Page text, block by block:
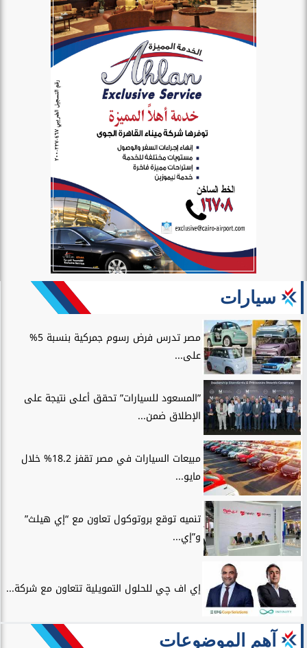
سيارات
مصر تدرس فرض رسوم جمركية بنسبة 5%
على...
”المسعود للسيارات” تحقق أعلى نتيجة على
الإطلاق ضمن...
مبيعات السيارات في مصر تقفز 18.2% خلال
مايو...
تنميه توقع بروتوكول تعاون مع “إي هيلث”
و”إي...
إي اف چي للحلول التمويلية تتعاون مع شركة...
آهم الموضوعات